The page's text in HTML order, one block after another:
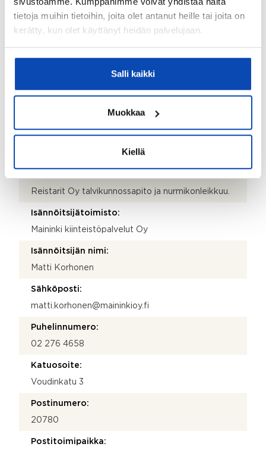
tietoja muihin tietoihin, joita olet antanut heille tai joita on
kerätty, kun olet käyttänyt heidän palvelujaan.
Salli kaikki
Muokkaa
Kiellä
Taloyhtiön nimi:
Taloyhtiön Y-tunnus:
Kiinteistötunnus:
Kiinteistönhoidosta vastaa:
Reistarit Oy talvikunnossapito ja nurmikonleikkuu.
Isännöitsijätoimisto:
Maininki kiinteistöpalvelut Oy
Isännöitsijän nimi:
Matti Korhonen
Sähköposti:
matti.korhonen@maininkioy.fi
Puhelinnumero:
02 276 4658
Katuosoite:
Voudinkatu 3
Postinumero:
20780
Postitoimipaikka: